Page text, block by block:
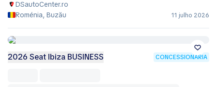
DSautoCenter.ro
Roménia, Buzău
11 julho 2026
2026 Seat Ibiza BUSINESS CONCESSIONÁRIA